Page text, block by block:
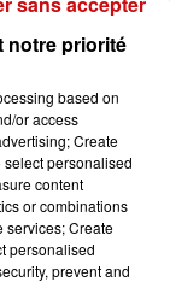
Facebook,
par une
craignent
données
liens entre
journaliste
ByteDance,
chinoise,
notre priorité
based on
or access
Create
personalised
content
or combinations
services; Create
personalised
prevent and